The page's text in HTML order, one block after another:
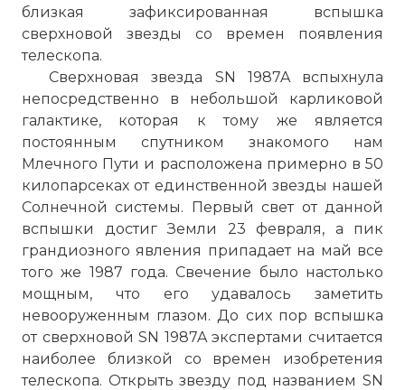
близкая зафиксированная вспышка
сверхновой звезды со времен появления
телескопа.
Сверхновая звезда SN 1987A вспыхнула
непосредственно в небольшой карликовой
галактике, которая к тому же является
постоянным спутником знакомого нам
Млечного Пути и расположена примерно в 50
килопарсеках от единственной звезды нашей
Солнечной системы. Первый свет от данной
вспышки достиг Земли 23 февраля, а пик
грандиозного явления припадает на май все
того же 1987 года. Свечение было настолько
мощным, что его удавалось заметить
невооруженным глазом. До сих пор вспышка
от сверхновой SN 1987A экспертами считается
наиболее близкой со времен изобретения
телескопа. Открыть звезду под названием SN